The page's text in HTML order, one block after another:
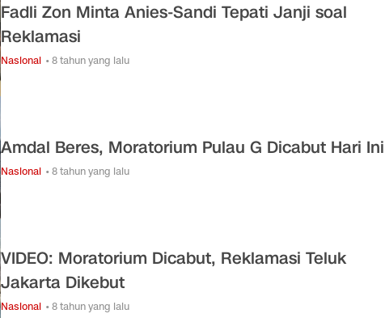
Fadli Zon Minta Anies-Sandi Tepati Janji soal
Reklamasi
Nasional • 8 tahun yang lalu
Amdal Beres, Moratorium Pulau G Dicabut Hari Ini
Nasional • 8 tahun yang lalu
VIDEO: Moratorium Dicabut, Reklamasi Teluk
Jakarta Dikebut
Nasional • 8 tahun yang lalu